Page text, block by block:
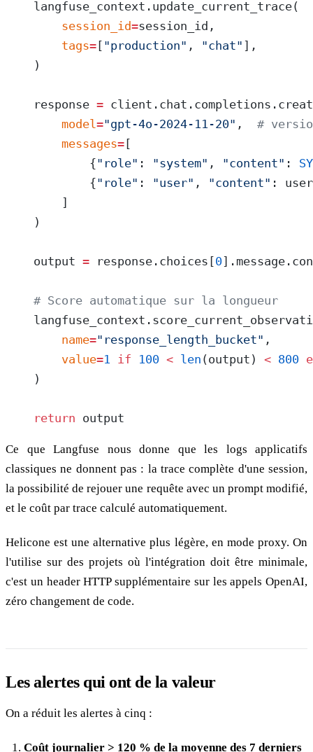
    langfuse_context.update_current_trace(
        session_id
=session_id,
        tags
= [ "production" , "chat" ],
    )
    response
=
        model
="gpt-4o-2024-11-20" , #
        messages
= [
            {
"role" : "system" , "content" :
            {
"role" : "user" , "content" :
        ]
    )
    output
= response.choices[0
    # Score automatique sur la longueur
        name
="response_length_bucket" ,
        value
=1 if 100 < len (output) < 800
    )
    return
output
Ce que Langfuse nous donne que les logs applicatifs
classiques ne donnent pas : la trace complète d'une session,
la possibilité de rejouer une requête avec un prompt modifié,
et le coût par trace calculé automatiquement.
Helicone est une alternative plus légère, en mode proxy. On
l'utilise sur des projets où l'intégration doit être minimale,
c'est un header HTTP supplémentaire sur les appels OpenAI,
zéro changement de code.
Les alertes qui ont de la valeur
On a réduit les alertes à cinq :
Coût journalier > 120 % de la moyenne des 7 derniers